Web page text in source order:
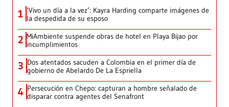
1 ‘Vivo un día a la vez’: Kayra Harding comparte imágenes de
la despedida de su esposo
2 MiAmbiente suspende obras de hotel en Playa Bijao por
incumplimientos
3 Dos atentados sacuden a Colombia en el primer día de
gobierno de Abelardo De La Espriella
4 Persecución en Chepo: capturan a hombre señalado de
disparar contra agentes del Senafront